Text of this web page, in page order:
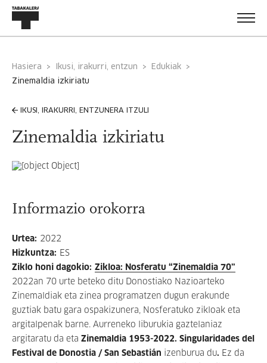
Hasiera Ikusi, irakurri, entzun
Edukiak
zinemaldia izkiriatu
IKUSI, IRAKURRI, ENTZUNERA ITZULI
Zinemaldia izkiriatu
Informazio orokorra
Urtea: 2022
Hizkuntza: ES
Ziklo honi dagokio: Zikloa: Nosferatu “Zinemaldia 70”
2022an 70 urte beteko ditu Donostiako Nazioarteko
Zinemaldiak eta zinea programatzen dugun erakunde
guztiak batu gara ospakizunera, Nosferatuko zikloak eta
argitalpenak barne. Aurreneko liburukia gaztelaniaz
argitaratu da eta Zinemaldia 1953-2022. Singularidades del
Festival de Donostia / San Sebastián
izenburua du. Ez da